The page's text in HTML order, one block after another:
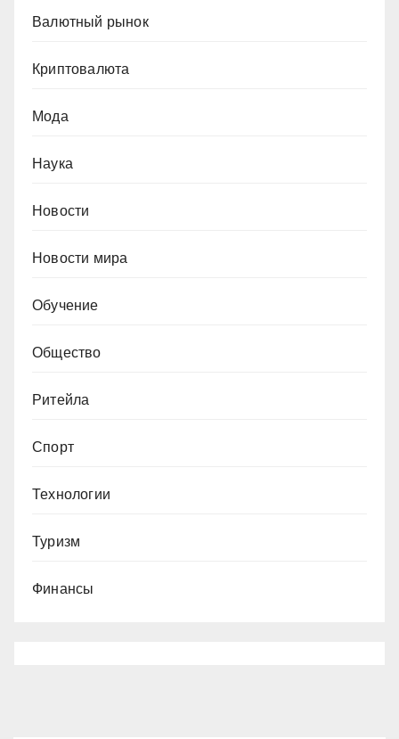
Валютный рынок
Криптовалюта
Мода
Наука
Новости
Новости мира
Обучение
Общество
Ритейла
Спорт
Технологии
Туризм
Финансы